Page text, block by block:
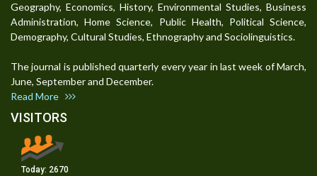
Geography, Economics, History, Environmental Studies, Business
Administration, Home Science, Public Health, Political Science,
Demography, Cultural Studies, Ethnography and Sociolinguistics.
The journal is published quarterly every year in last week of March,
June, September and December.
Read More
VISITORS
Today: 2670